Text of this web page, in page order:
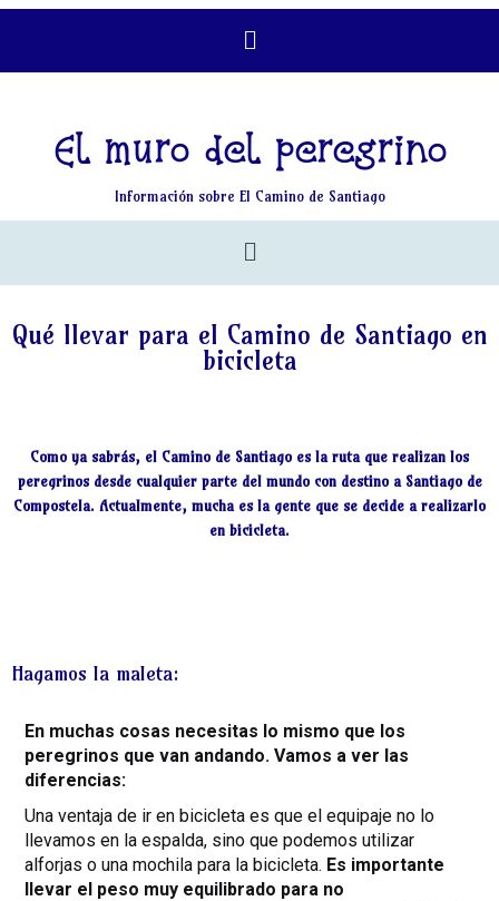
El muro del peregrino
Información sobre El Camino de Santiago
Qué llevar para el Camino de Santiago en
bicicleta
Como ya sabrás, el Camino de Santiago es la ruta que realizan los
peregrinos desde cualquier parte del mundo con destino a Santiago de
Compostela. Actualmente, mucha es la gente que se decide a realizarlo
en bicicleta.
Hagamos la maleta:
En muchas cosas necesitas lo mismo que los
peregrinos que van andando. Vamos a ver las
diferencias:
Una ventaja de ir en bicicleta es que el equipaje no lo
llevamos en la espalda, sino que podemos utilizar
alforjas o una mochila para la bicicleta. Es importante
llevar el peso muy equilibrado para no